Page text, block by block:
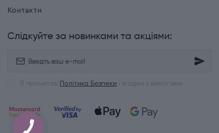
Контакти
Слідкуйте за новинками та акціями:
Я прочитав Політика Безпеки і згоден з вимогами